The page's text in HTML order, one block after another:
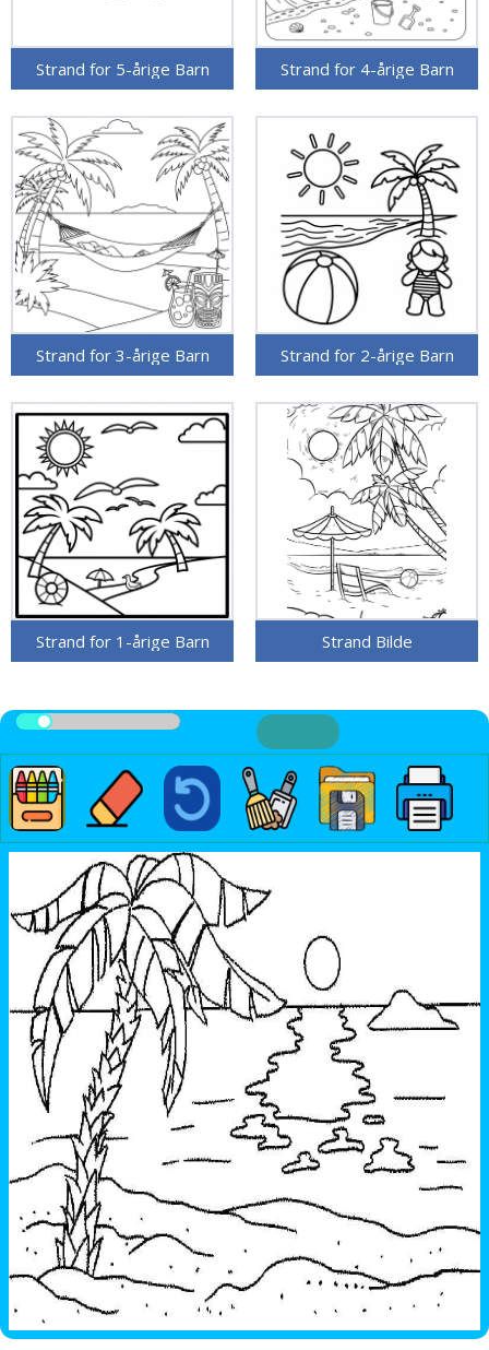
Strand for 5-årige Barn Strand for 4-årige Barn
Strand for 3-årige Barn Strand for 2-årige Barn
Strand for 1-årige Barn Strand Bilde